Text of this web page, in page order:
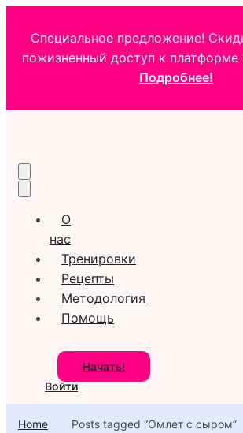
Специальное предложение!
пожизненный доступ к платформе
Подробнее!
О
нас
Тренировки
Рецепты
Методология
Помощь
Начать!
Войти
Home Posts tagged “Омлет с сыром”